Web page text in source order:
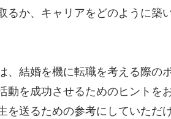
るか、キャリアをどのように築
、結婚を機に転職を考える際の
動を成功させるためのヒントを
を送るための参考にしていただ